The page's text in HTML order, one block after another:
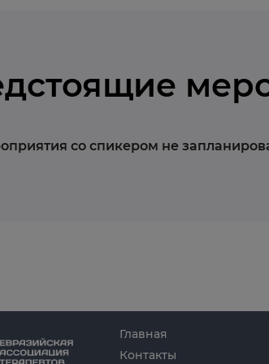
со спикером не
Главная
Контакты